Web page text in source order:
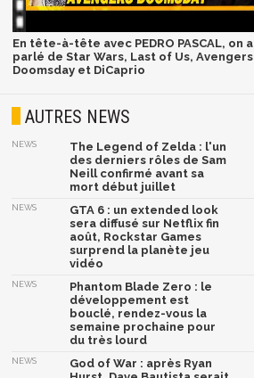
En tête-à-tête avec PEDRO PASCAL, on a
parlé de Star Wars, Last of Us, Avengers
Doomsday et DiCaprio
AUTRES NEWS
NEWS
The Legend of Zelda : l'un
des derniers rôles de Sam
Neill confirmé avant sa
mort début juillet
NEWS
GTA 6 : un extended look
sera diffusé sur Netflix fin
août, Rockstar Games
surprend la planète jeu
vidéo
NEWS
Phantom Blade Zero : le
développement est
bouclé, rendez-vous la
semaine prochaine pour
du très lourd
NEWS
God of War : après Ryan